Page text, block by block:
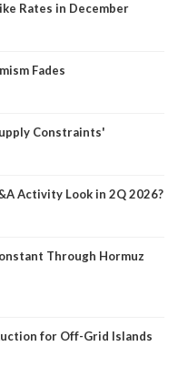
Rates in December
Fades
Constraints'
Activity Look in 2Q 2026?
Through Hormuz
for Off-Grid Islands